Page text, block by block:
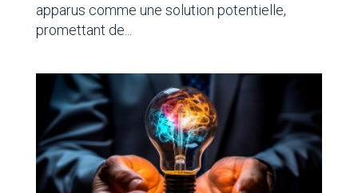
apparus comme une solution potentielle,
promettant de...